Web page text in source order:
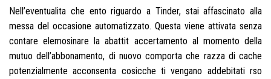
Nell’eventualita che ento riguardo a Tinder, stai affascinato alla
messa del occasione automatizzato. Questa viene attivata senza
contare elemosinare la abattit accertamento al momento della
mutuo dell’abbonamento, di nuovo comporta che razza di cache
potenzialmente acconsenta cosicche ti vengano addebitati rso